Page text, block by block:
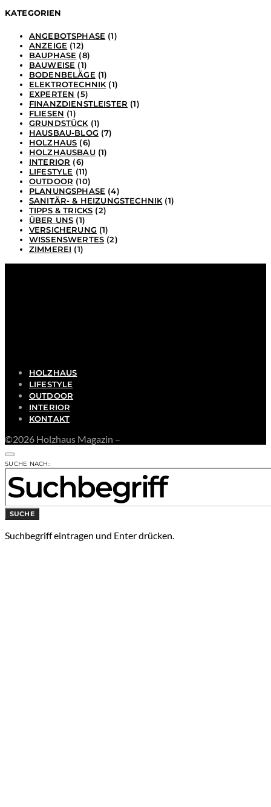
KATEGORIEN
ANGEBOTSPHASE (1)
ANZEIGE (12)
BAUPHASE (8)
BAUWEISE (1)
BODENBELÄGE (1)
ELEKTROTECHNIK (1)
EXPERTEN (5)
FINANZDIENSTLEISTER (1)
FLIESEN (1)
GRUNDSTÜCK (1)
HAUSBAU-BLOG (7)
HOLZHAUS (6)
HOLZHAUSBAU(1)
INTERIOR (6)
LIFESTYLE (11)
OUTDOOR (10)
PLANUNGSPHASE (4)
SANITÄR- & HEIZUNGSTECHNIK (1)
TIPPS & TRICKS (2)
ÜBER UNS (1)
VERSICHERUNG (1)
WISSENSWERTES (2)
ZIMMEREI (1)
HOLZHAUS
LIFESTYLE
OUTDOOR
INTERIOR
KONTAKT
©2026 Holzhaus Magazin –
SUCHE NACH:
SUCHE
Suchbegriff eintragen und Enter drücken.